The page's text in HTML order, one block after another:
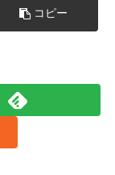
コピー